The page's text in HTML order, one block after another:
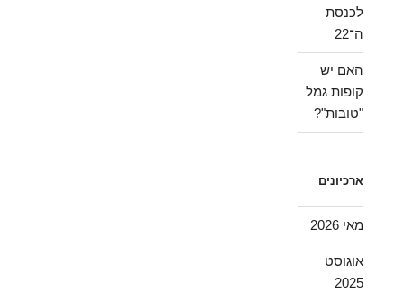
לכנסת
ה־22
האם יש
קופות גמל
"טובות"?
ארכיונים
מאי 2026
אוגוסט
2025